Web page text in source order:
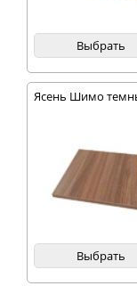
Выбрать
Ясень Шимо
Выбрать